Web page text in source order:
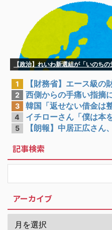
【政治】れいわ新選組が「いのち
1 【財務省】エース級
2 西側からの手痛い指摘
3 韓国「返せない借金は
4 イチローさん「僕は本
5 【朗報】中居正広さ
記事検索
アーカイブ